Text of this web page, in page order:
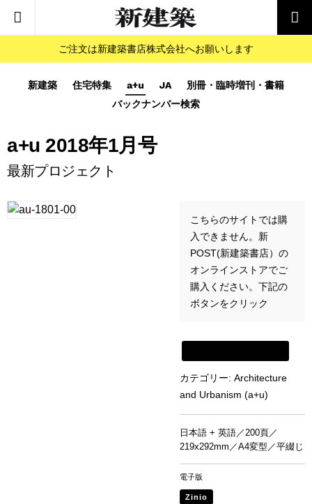
ご注文は新建築書店株式会社へお願いします
新建築 住宅特集 a+u JA
別冊・臨時増刊・書籍
バックナンバー検索
a+u 2018年1月号
最新プロジェクト
こちらのサイトでは購
入できません。新
POST(新建築書店）の
オンラインストアでご
購入ください。下記の
ボタンをクリック
カテゴリー:Architecture
and Urbanism (a+u)
日本語 + 英語／200頁／
219x292mm／A4変型／平綴じ
電子版
Zinio